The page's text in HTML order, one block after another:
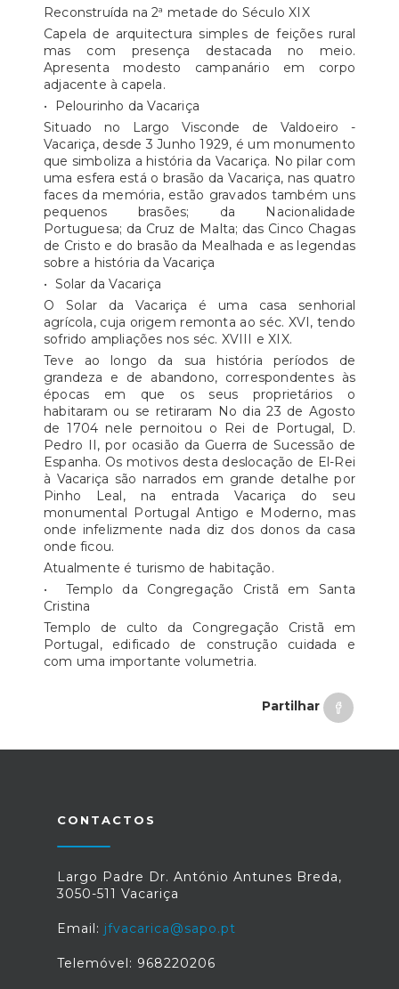
Reconstruída na 2ª metade do Século XIX
Capela de arquitectura simples de feições rural
mas com presença destacada no meio.
Apresenta modesto campanário em corpo
adjacente à capela.
• Pelourinho da Vacariça
Situado no Largo Visconde de Valdoeiro -
Vacariça, desde 3 Junho 1929, é um monumento
que simboliza a história da Vacariça. No pilar com
uma esfera está o brasão da Vacariça, nas quatro
faces da memória, estão gravados também uns
pequenos brasões; da Nacionalidade
Portuguesa; da Cruz de Malta; das Cinco Chagas
de Cristo e do brasão da Mealhada e as legendas
sobre a história da Vacariça
• Solar da Vacariça
O Solar da Vacariça é uma casa senhorial
agrícola, cuja origem remonta ao séc. XVI, tendo
sofrido ampliações nos séc. XVIII e XIX.
Teve ao longo da sua história períodos de
grandeza e de abandono, correspondentes às
épocas em que os seus proprietários o
habitaram ou se retiraram No dia 23 de Agosto
de 1704 nele pernoitou o Rei de Portugal, D.
Pedro II, por ocasião da Guerra de Sucessão de
Espanha. Os motivos desta deslocação de El-Rei
à Vacariça são narrados em grande detalhe por
Pinho Leal, na entrada Vacariça do seu
monumental Portugal Antigo e Moderno, mas
onde infelizmente nada diz dos donos da casa
onde ficou.
Atualmente é turismo de habitação.
• Templo da Congregação Cristã em Santa
Cristina
Templo de culto da Congregação Cristã em
Portugal, edificado de construção cuidada e
com uma importante volumetria.
Partilhar
CONTACTOS
Largo Padre Dr. António Antunes Breda,
3050-511 Vacariça
Email: jfvacarica@sapo.pt
Telemóvel: 968220206